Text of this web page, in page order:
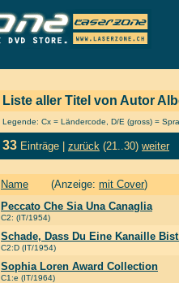
Liste aller Titel von Autor
Legende: Cx = Ländercode, D/E (gross) =
33 Einträge | zurück (21..30) weiter
Name (Anzeige: mit Cover)
Peccato Che Sia Una Canaglia
C2: (IT/1954)
Schade, Dass Du Eine Kanaille
C2:D (IT/1954)
Sophia Loren Award Collection
C1:e (IT/1964)